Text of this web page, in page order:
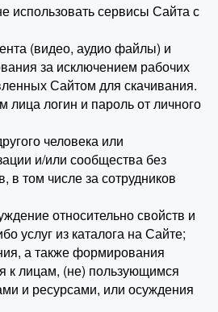
использовать сервисы Сайта с
(видео, аудио файлы) и
за исключением рабочих
Сайтом для скачивания.
лица логин и пароль от личного
человека или
и/или сообщества без
в том числе за сотрудников
относительно свойств и
услуг из каталога на Сайте;
а также формирования
к лицам, (не) пользующимся
и ресурсами, или осуждения